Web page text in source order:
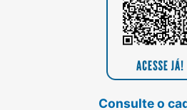
Consulte o